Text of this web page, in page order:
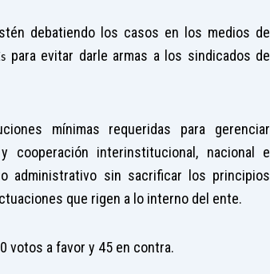
debatiendo los casos en los medios de
para evitar darle armas a los sindicados de
mínimas requeridas para gerenciar
cooperación interinstitucional, nacional e
administrativo sin sacrificar los principios
que rigen a lo interno del ente.
votos a favor y 45 en contra.